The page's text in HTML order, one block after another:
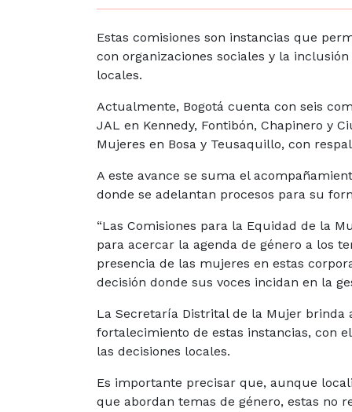
Estas comisiones son instancias que
con organizaciones sociales y la
locales.
Actualmente, Bogotá cuenta con seis
JAL en Kennedy, Fontibón, Chapinero y
Mujeres en Bosa y Teusaquillo, con
A este avance se suma el
donde se adelantan procesos para su
“Las Comisiones para la Equidad de la
para acercar la agenda de género a los
presencia de las mujeres en estas
decisión donde sus voces incidan en la
La Secretaría Distrital de la Mujer brinda
fortalecimiento de estas instancias, con
las decisiones locales.
Es importante precisar que, aunque
que abordan temas de género, estas no